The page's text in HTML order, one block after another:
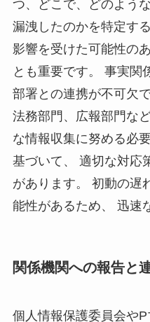
つ、どこで、どのよう
漏洩したのかを特定す
影響を受けた可能性の
とも重要です。 事実関
部署との連携が不可欠
法務部門、広報部門な
な情報収集に努める必
基づいて、 適切な対応
があります。 初動の遅
能性があるため、 迅速
関係機関への報告と
個人情報保護委員会や